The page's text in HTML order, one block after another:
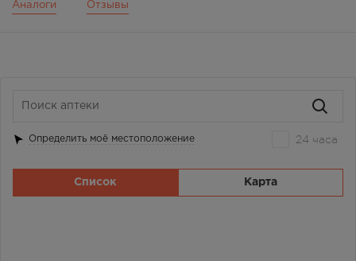
Аналоги Отзывы
Определить моё местоположение 24 часа
Список Карта